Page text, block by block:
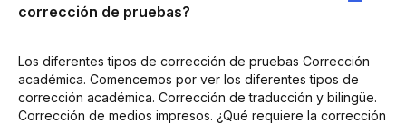
corrección de pruebas?
Los diferentes tipos de corrección de pruebas Corrección
académica. Comencemos por ver los diferentes tipos de
corrección académica. Corrección de traducción y bilingüe.
Corrección de medios impresos. ¿Qué requiere la corrección